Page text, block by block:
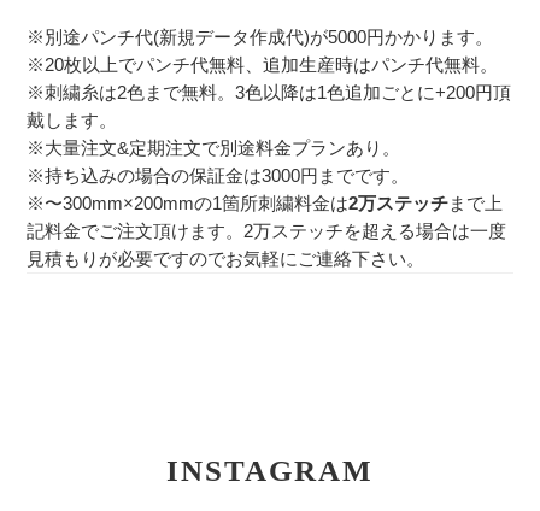
※別途パンチ代(新規データ作成代)が5000円かかります。
※20枚以上でパンチ代無料、追加生産時はパンチ代無料。
※刺繍糸は2色まで無料。3色以降は1色追加ごとに+200円頂
戴します。
※大量注文&定期注文で別途料金プランあり。
※持ち込みの場合の保証金は3000円までです。
※〜300mm×200mmの1箇所刺繍料金は2万ステッチまで上
記料金でご注文頂けます。2万ステッチを超える場合は一度
見積もりが必要ですのでお気軽にご連絡下さい。
INSTAGRAM